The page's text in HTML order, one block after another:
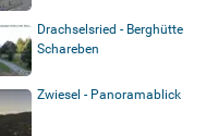
Drachselsried - Berghütte
Schareben
Zwiesel - Panoramablick